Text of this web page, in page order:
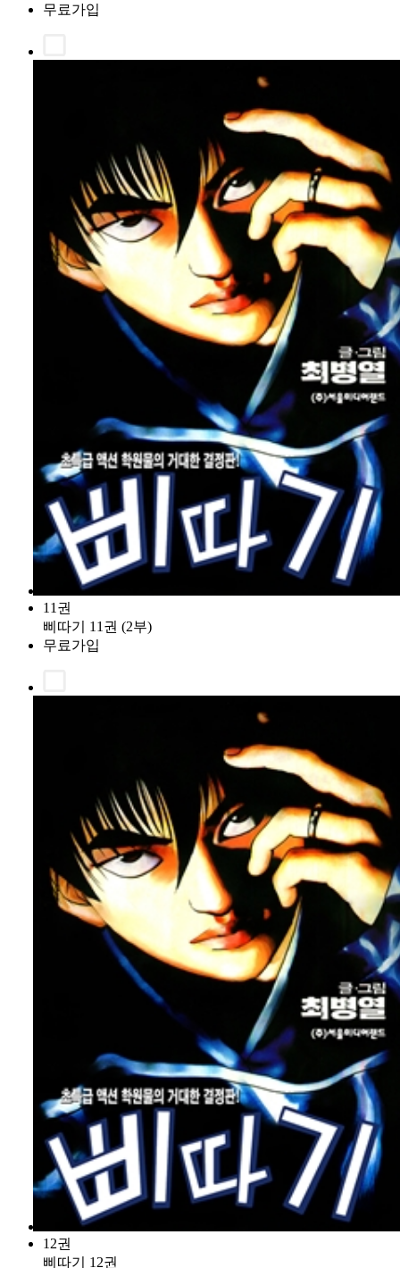
무료가입
11권
삐따기 11권 (2부)
무료가입
12권
삐따기 12권